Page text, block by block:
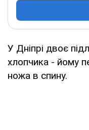
У Дніпрі двоє
хлопчика - йому
ножа в спину.